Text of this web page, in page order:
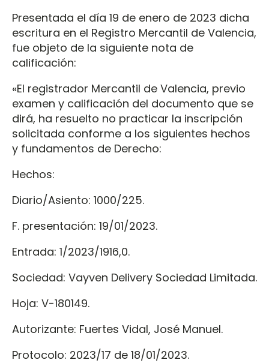
Presentada el día 19 de enero de 2023 dicha
escritura en el Registro Mercantil de Valencia,
fue objeto de la siguiente nota de
calificación:
«El registrador Mercantil de Valencia, previo
examen y calificación del documento que se
dirá, ha resuelto no practicar la inscripción
solicitada conforme a los siguientes hechos
y fundamentos de Derecho:
Hechos:
Diario/Asiento: 1000/225.
F. presentación: 19/01/2023.
Entrada: 1/2023/1916,0.
Sociedad: Vayven Delivery Sociedad Limitada.
Hoja: V-180149.
Autorizante: Fuertes Vidal, José Manuel.
Protocolo: 2023/17 de 18/01/2023.